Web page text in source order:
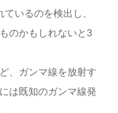
いるのを検出し、
のかもしれないと3
、ガンマ線を放射す
は既知のガンマ線発